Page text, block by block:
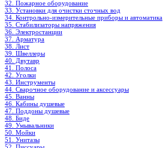
32. Пожарное оборудование
33. Установки для очистки сточных вод
34. Контрольно-измерительные приборы и автоматика
35. Стабилизаторы напряжения
36. Электростанции
37. Арматура
38. Лист
39. Швеллеры
40. Двутавр
41. Полоса
42. Уголки
43. Инструменты
44. Сварочное оборудование и аксессуары
45. Ванны
46. Кабины душевые
47. Поддоны душевые
48. Биде
49. Умывальники
50. Мойки
51. Унитазы